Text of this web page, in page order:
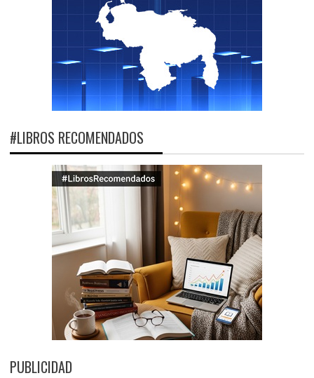
#LIBROS RECOMENDADOS
PUBLICIDAD